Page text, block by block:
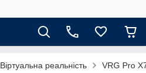
Віртуальна реальність VRG Pro